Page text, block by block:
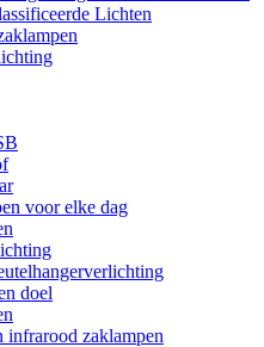
Lichten
voor elke dag
doel
infrarood zaklampen